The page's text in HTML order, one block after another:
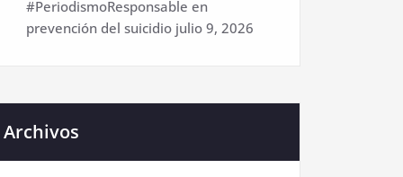
#PeriodismoResponsable en
prevención del suicidio julio 9, 2026
Archivos